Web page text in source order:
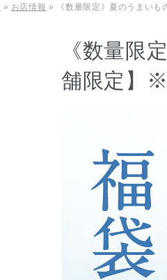
» お店情報 » 《数量限定》夏のうまいも
《数量限
舗限定】